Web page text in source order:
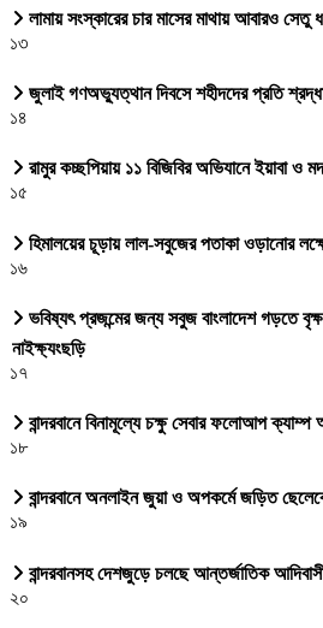
লামায় সংস্কারের চার মাসের মাথায় আবারও সেতু
১৩
জুলাই গণঅভ্যুত্থান দিবসে শহীদদের প্রতি
১৪
রামুর কচ্ছপিয়ায় ১১ বিজিবির অভিযানে ইয়াবা
১৫
হিমালয়ের চূড়ায় লাল-সবুজের পতাকা ওড়ানোর
১৬
ভবিষ্যৎ প্রজন্মের জন্য সবুজ বাংলাদেশ গড়তে
নাইক্ষ্যংছড়ি
১৭
বান্দরবানে বিনামূল্যে চক্ষু সেবার ফলোআপ ক্যাম্প
১৮
বান্দরবানে অনলাইন জুয়া ও অপকর্মে জড়িত
১৯
বান্দরবানসহ দেশজুড়ে চলছে আন্তর্জাতিক
২০